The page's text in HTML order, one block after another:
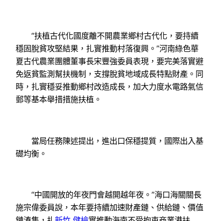
“扶植古代化國度離不開農業鄉村古代化，要持續
穩固脫貧攻堅結果，扎實推動村落復興。”河南綠色華
夏古代農業團體董事長宋豐強委員表現，要完美落實避
免返貧監測幫扶機制，支撐脫貧地域成長特點財產。同
時，扎實穩妥推動鄉村改造成長，加大力度水電路氣信
郵等基本舉措措施扶植。
當局任務陳述提出，進出口保穩提質，國際出入基
礎均衡。
“中國開放的年夜門會越開越年夜。”海口海關關長
施宗偉委員說，本年要持續加速財產鏈、供給鏈、價值